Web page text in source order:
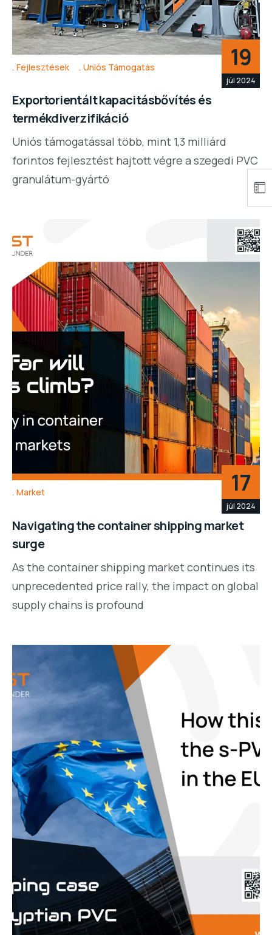
Fejlesztések Uniós Támogatás 19
júl 2024
Exportorientált kapacitásbővítés és
termékdiverzifikáció
Uniós támogatással több, mint 1,3 milliárd
forintos fejlesztést hajtott végre a szegedi PVC
granulátum-gyártó
Market 17
júl 2024
Navigating the container shipping market
surge
As the container shipping market continues its
unprecedented price rally, the impact on global
supply chains is profound